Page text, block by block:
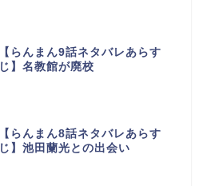
【らんまん9話ネタバレあらす
じ】名教館が廃校
【らんまん8話ネタバレあらす
じ】池田蘭光との出会い